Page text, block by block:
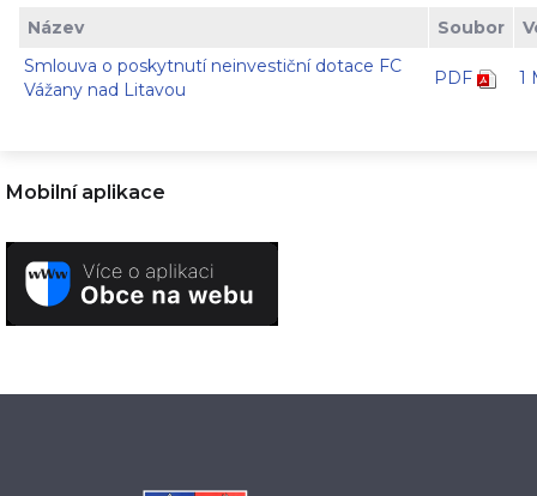
Název Soubor
Smlouva o poskytnutí neinvestiční dotace FC
Vážany nad Litavou
PDF 1
Mobilní aplikace